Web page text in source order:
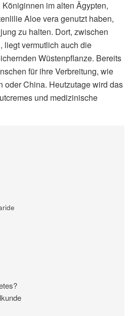
im alten Ägypten,
Aloe vera genutzt haben,
zu halten. Dort, zwischen
liegt vermutlich auch die
Wüstenpflanze. Bereits
für ihre Verbreitung, wie
oder China. Heutzutage wird das
und medizinische